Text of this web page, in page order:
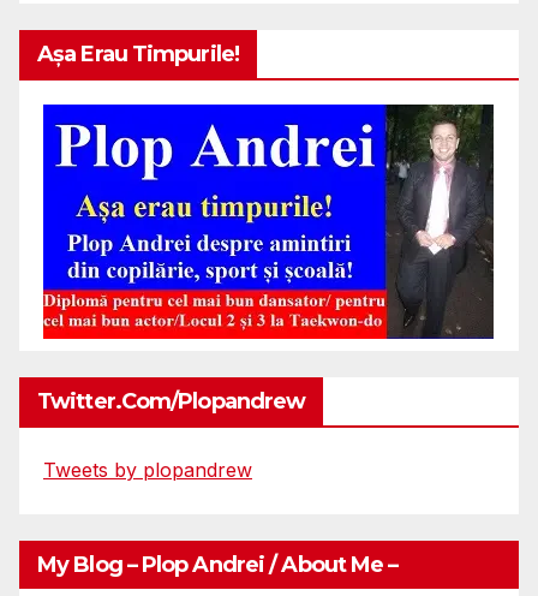
Așa Erau Timpurile!
Twitter.com/plopandrew
Tweets by plopandrew
My Blog – Plop Andrei / About Me –